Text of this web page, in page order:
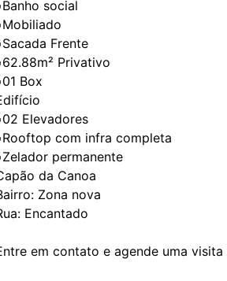
social
Frente
Privativo
Box
Elevadores
com infra completa
permanente
da Canoa
Zona nova
Encantado